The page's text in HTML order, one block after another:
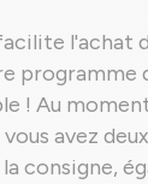
l'achat
programme
! Au
avez
consigne,